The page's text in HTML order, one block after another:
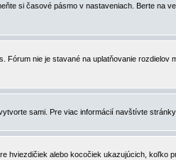
si časové pásmo v nastaveniach. Berte na
nie je stavané na uplatňovanie rozdielov
sami. Pre viac informácií navštívte stránky
alebo kocočiek ukazujúcich, koľko